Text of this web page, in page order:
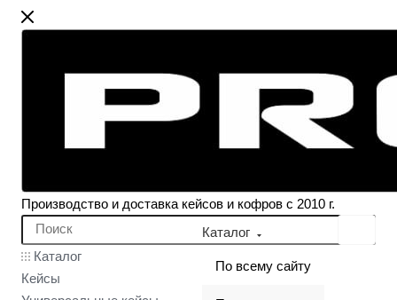
Производство и доставка кейсов и кофров с 2010 г.
Каталог
По всему сайту
Каталог
Кейсы